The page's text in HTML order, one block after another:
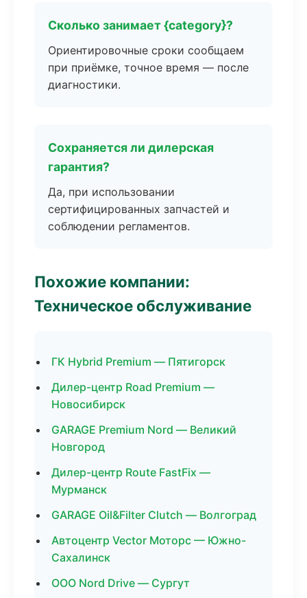
Сколько занимает {category}?
Ориентировочные сроки сообщаем
при приёмке, точное время — после
диагностики.
Сохраняется ли дилерская
гарантия?
Да, при использовании
сертифицированных запчастей и
соблюдении регламентов.
Похожие компании:
Техническое обслуживание
ГК Hybrid Premium — Пятигорск
Дилер-центр Road Premium —
Новосибирск
GARAGE Premium Nord — Великий
Новгород
Дилер-центр Route FastFix —
Мурманск
GARAGE Oil&Filter Clutch — Волгоград
Автоцентр Vector Моторс — Южно-
Сахалинск
ООО Nord Drive — Сургут